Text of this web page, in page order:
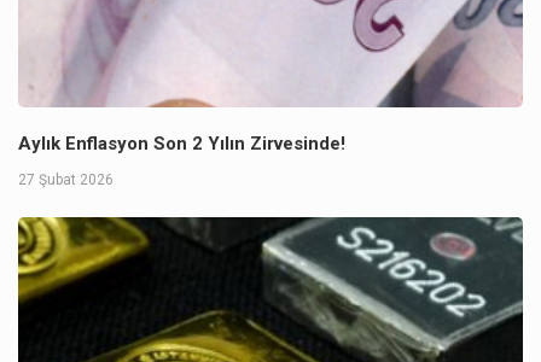
Aylık Enflasyon Son 2 Yılın Zirvesinde!
27 Şubat 2026